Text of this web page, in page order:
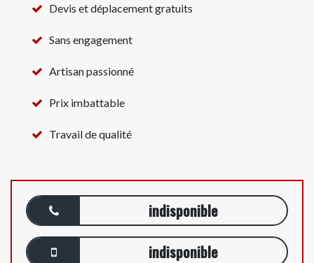
Devis et déplacement gratuits
Sans engagement
Artisan passionné
Prix imbattable
Travail de qualité
indisponible
indisponible